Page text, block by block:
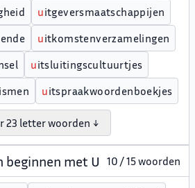
uitgeversmaatschappijen
uitkomstenverzamelingen
uitsluitingscultuurtjes
uitspraakwoordenboekjes
23 letter woorden ↓
beginnen met U 10 / 15 woorden